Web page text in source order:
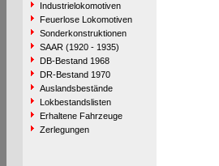
Industrielokomotiven
Feuerlose Lokomotiven
Sonderkonstruktionen
SAAR (1920 - 1935)
DB-Bestand 1968
DR-Bestand 1970
Auslandsbestände
Lokbestandslisten
Erhaltene Fahrzeuge
Zerlegungen